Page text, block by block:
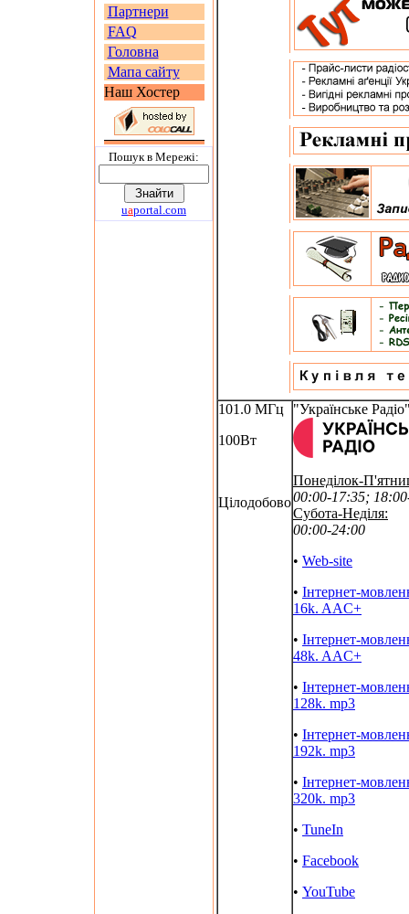
Партнери
FAQ
Головна
Мапа сайту
Наш Хостер
Пошук в Мережi:
uaportal.com
101.0 МГц
100Вт
Цілодобово
"Українське
Понеділок-
00:00-17:35;
Субота-Неділя:
00:00-24:00
• Web-site
• Інтернет-
16k. AAC+
• Інтернет-
48k. AAC+
• Інтернет-
128k. mp3
• Інтернет-
192k. mp3
• Інтернет-
320k. mp3
• TuneIn
• Facebook
• YouTube